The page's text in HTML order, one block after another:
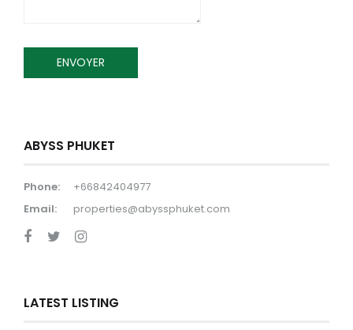
ABYSS PHUKET
Phone:
+66842404977
Email:
properties@abyssphuket.com
LATEST LISTING